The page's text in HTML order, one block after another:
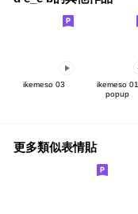
ikemeso 03
ikemeso 01
popup
更多類似表情貼